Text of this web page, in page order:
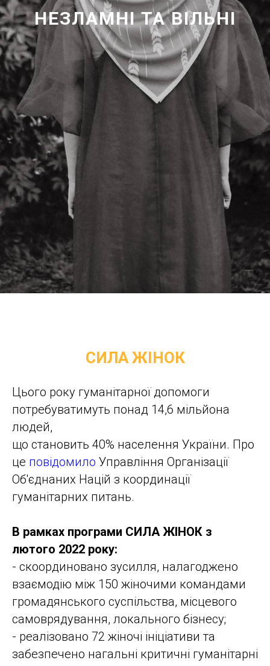
НЕЗЛАМНІ ТА ВІЛЬНІ
СИЛА ЖІНОК
Цього року гуманітарної допомоги
потребуватимуть понад 14,6 мільйона
людей,
що становить 40% населення України. Про
це повідомило Управління Організації
Об'єднаних Націй з координації
гуманітарних питань.
В рамках програми СИЛА ЖІНОК з
лютого 2022 року:
- скоординовано зусилля, налагоджено
взаємодію між 150 жіночими командами
громадянського суспільства, місцевого
самоврядування, локального бізнесу;
- реалізовано 72 жіночі ініціативи та
забезпечено нагальні критичні гуманітарні